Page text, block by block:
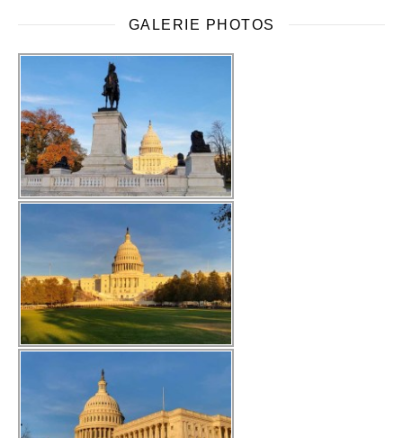
GALERIE PHOTOS